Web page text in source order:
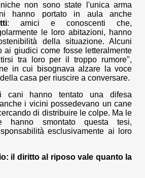
non sono state l'unica arma
hanno portato in aula anche
: amici e conoscenti che,
le loro abitazioni, hanno
della situazione. Alcuni
ai giudici come fosse letteralmente
tra loro per il troppo rumore",
in cui bisognava alzare la voce
casa per riuscire a conversare.
cani hanno tentato una difesa
i vicini possedevano un cane
di distribuire le colpe. Ma le
hanno smontato questa tesi,
esclusivamente ai loro
il diritto al riposo vale quanto la